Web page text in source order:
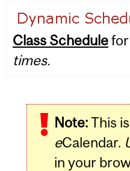
navigation
Class Schedulefor
times.
Note:This
eCalendar.
in your